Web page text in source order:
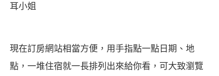
耳小姐
現在訂房網站相當方便，用手指點一點日期、地
點，一堆住宿就一長排列出來給你看，可大致瀏覽